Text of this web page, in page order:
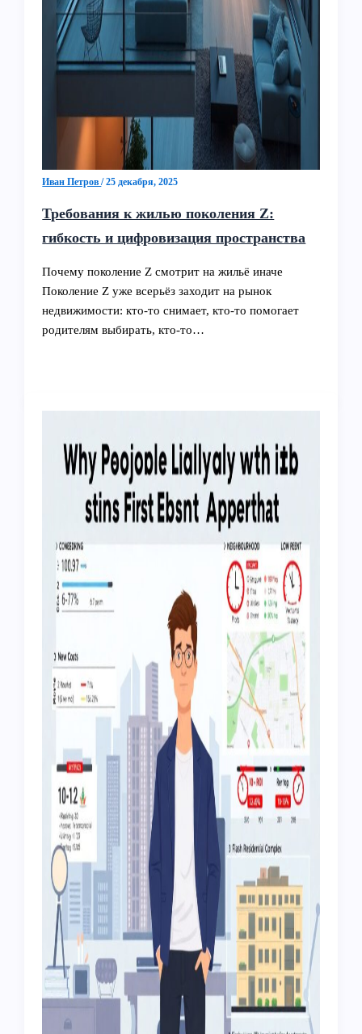
Иван Петров/25 декабря, 2025
Требования к жилью поколения Z:
гибкость и цифровизация пространства
Почему поколение Z смотрит на жильё иначе
Поколение Z уже всерьёз заходит на рынок
недвижимости: кто-то снимает, кто-то помогает
родителям выбирать, кто-то…